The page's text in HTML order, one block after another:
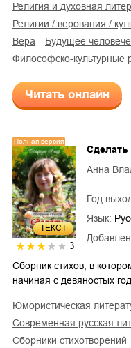
религия и духовная
религии / верования /
вера
будущее
философско-
Читать онлайн
ТЕКСТ
Полная версия
3
Сделать
Анна
Год
Язык:
Сборник стихов, в
начиная с девяностых
юмористическая
современная русская
сборники стихотворений